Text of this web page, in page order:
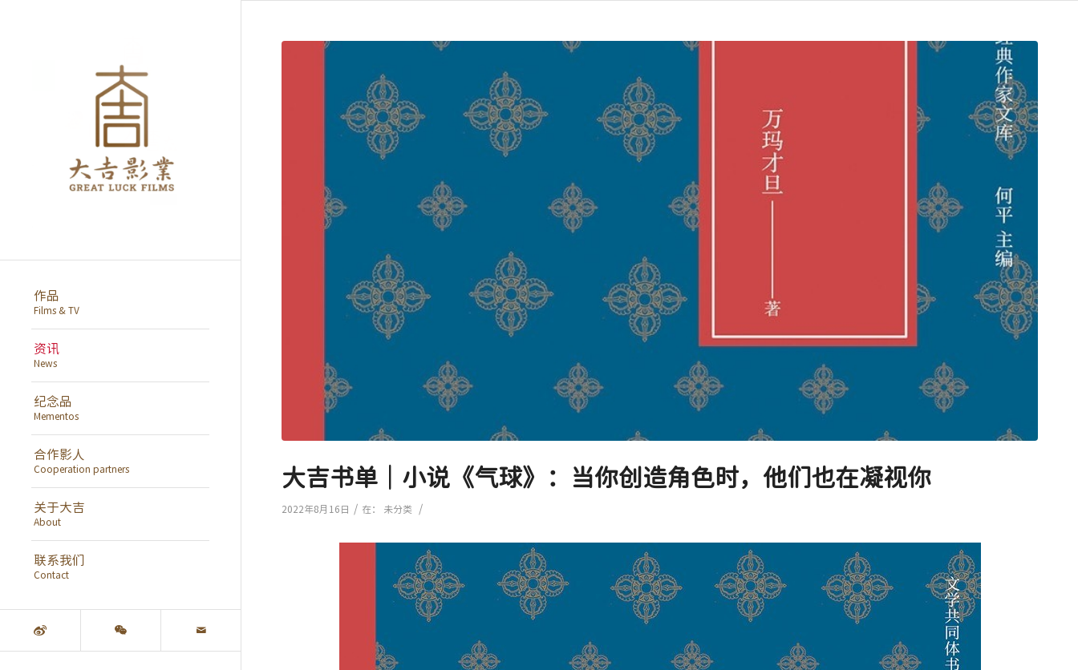
作品
Films & TV
资讯
News
纪念品
Mementos
合作影人
Cooperation partners
关于大吉
About
联系我们
Contact
大吉书单｜小说《气球》：当你创造角色时，他们也在凝视你
2022年8月16日 / 在： 未分类 /